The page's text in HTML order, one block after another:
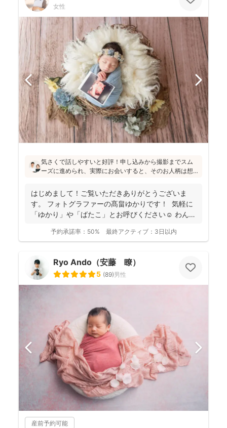
女性
気さくで話しやすいと好評！申し込みから撮影までスム
ーズに進められ、実際にお会いすると、そのお人柄は想
フォトの研修をしっかり受講され、ウェディング業界経
験もあり、赤ちゃんから大人まで安心してお写りいただ
けます♪
はじめまして！ご覧いただきありがとうございま
す。 フォトグラファーの髙畠ゆかりです！ 気軽に
「ゆかり」や「ばたこ」とお呼びください☺︎ わんぱ
予約承諾率： 50% 最終アクティブ： 3日以内
Ryo Ando（安藤 瞭）
5 (89)男性
産前予約可能